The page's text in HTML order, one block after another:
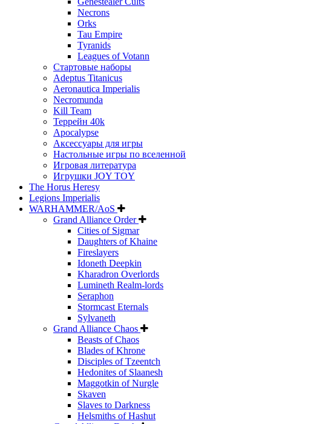
Necrons
Orks
Tau Empire
Tyranids
Leagues of Votann
Стартовые наборы
Adeptus Titanicus
Aeronautica Imperialis
Necromunda
Kill Team
Террейн 40k
Apocalypse
Аксессуары для игры
Настольные игры по вселенной
Игровая литература
Игрушки JOY TOY
The Horus Heresy
Legions Imperialis
WARHAMMER/AoS
Grand Alliance Order
Cities of Sigmar
Daughters of Khaine
Fireslayers
Idoneth Deepkin
Kharadron Overlords
Lumineth Realm-lords
Seraphon
Stormcast Eternals
Sylvaneth
Grand Alliance Chaos
Beasts of Chaos
Blades of Khrone
Disciples of Tzeentch
Hedonites of Slaanesh
Maggotkin of Nurgle
Skaven
Slaves to Darkness
Helsmiths of Hashut